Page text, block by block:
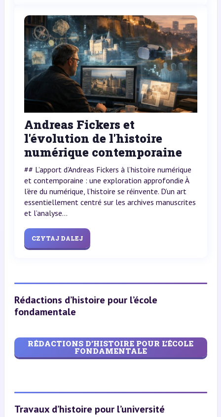
Andreas Fickers et
l'évolution de l'histoire
numérique contemporaine
## L’apport d’Andreas Fickers à l’histoire numérique
et contemporaine : une exploration approfondie À
l’ère du numérique, l’histoire se réinvente. D’un art
essentiellement centré sur les archives manuscrites
et l’analyse...
CZYTAJ DALEJ
Rédactions d’histoire pour l’école
fondamentale
RÉDACTIONS D’HISTOIRE POUR L’ÉCOLE
FONDAMENTALE
Travaux d’histoire pour l’université